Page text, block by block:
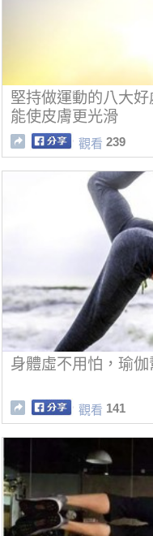
堅持做運動的八大
能使皮膚更光滑
觀看 239
身體虛不用怕，瑜
觀看 141